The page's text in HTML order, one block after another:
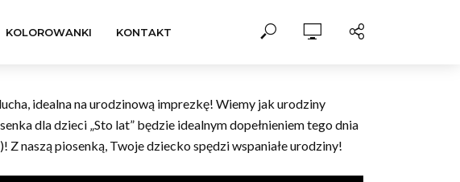
KOLOROWANKI KONTAKT
idealna na urodzinową imprezkę! Wiemy jak urodziny
dla dzieci „Sto lat” będzie idealnym dopełnieniem tego dnia
Z naszą piosenką, Twoje dziecko spędzi wspaniałe urodziny!